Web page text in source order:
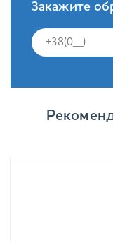
Закажите